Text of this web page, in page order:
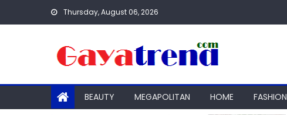
Thursday, August 06, 2026
BEAUTY MEGAPOLITAN HOME FASHION